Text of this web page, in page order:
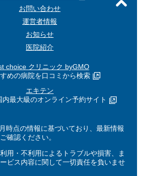
お問い合わせ
運営者情報
お知らせ
医院紹介
choice クリニック byGMO
めの病院を口コミから検索
エキテン
最大級のオンライン予約サイト
時点の情報に基づいており、最新情報
確認ください。
用・不利用によるトラブルや損害、ま
ビス内容に関して一切責任を負いませ